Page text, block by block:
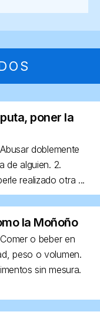
poner la
doblemente
de alguien. 2.
realizado otra ...
la Moñoño
o beber en
peso o volumen.
sin mesura.